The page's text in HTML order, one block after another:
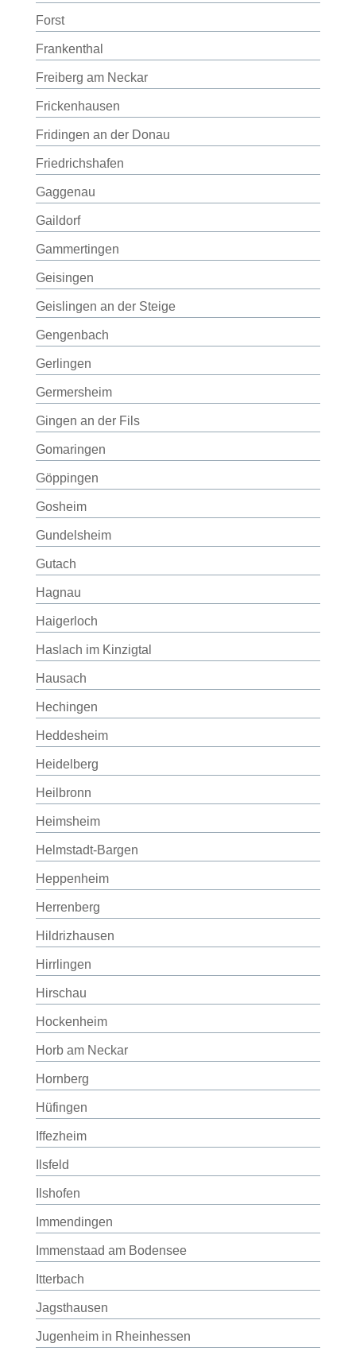
Forst
Frankenthal
Freiberg am Neckar
Frickenhausen
Fridingen an der Donau
Friedrichshafen
Gaggenau
Gaildorf
Gammertingen
Geisingen
Geislingen an der Steige
Gengenbach
Gerlingen
Germersheim
Gingen an der Fils
Gomaringen
Göppingen
Gosheim
Gundelsheim
Gutach
Hagnau
Haigerloch
Haslach im Kinzigtal
Hausach
Hechingen
Heddesheim
Heidelberg
Heilbronn
Heimsheim
Helmstadt-Bargen
Heppenheim
Herrenberg
Hildrizhausen
Hirrlingen
Hirschau
Hockenheim
Horb am Neckar
Hornberg
Hüfingen
Iffezheim
Ilsfeld
Ilshofen
Immendingen
Immenstaad am Bodensee
Itterbach
Jagsthausen
Jugenheim in Rheinhessen